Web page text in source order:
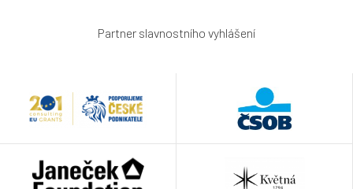
Partner slavnostního vyhlášení